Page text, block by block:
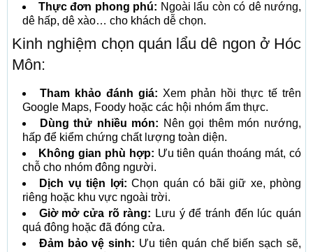
Thực đơn phong phú: Ngoài lẩu còn có dê nướng,
dê hấp, dê xào… cho khách dễ chọn.
Kinh nghiệm chọn quán lẩu dê ngon ở Hóc
Môn:
Tham khảo đánh giá: Xem phản hồi thực tế trên
Google Maps, Foody hoặc các hội nhóm ẩm thực.
Dùng thử nhiều món: Nên gọi thêm món nướng,
hấp để kiểm chứng chất lượng toàn diện.
Không gian phù hợp: Ưu tiên quán thoáng mát, có
chỗ cho nhóm đông người.
Dịch vụ tiện lợi: Chọn quán có bãi giữ xe, phòng
riêng hoặc khu vực ngoài trời.
Giờ mở cửa rõ ràng: Lưu ý để tránh đến lúc quán
quá đông hoặc đã đóng cửa.
Đảm bảo vệ sinh: Ưu tiên quán chế biến sạch sẽ,